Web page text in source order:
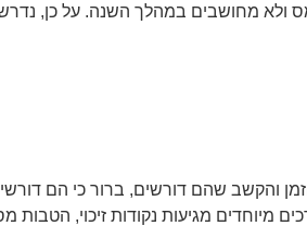
המס ולא מחושבים במהלך השנה. על
והקשב שהם דורשים, ברור כי הם
מיוחדים מגיעות נקודות זיכוי,